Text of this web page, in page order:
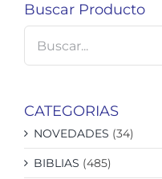
Buscar Producto
CATEGORIAS
NOVEDADES (34)
BIBLIAS (485)